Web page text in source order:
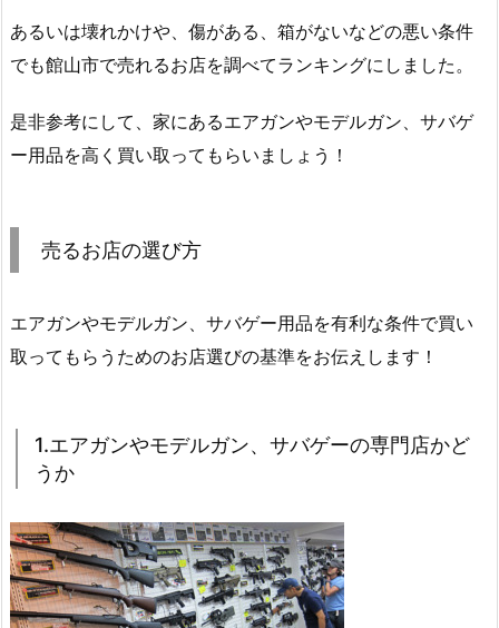
あるいは壊れかけや、傷がある、箱がないなどの悪い条件
でも館山市で売れるお店を調べてランキングにしました。
是非参考にして、家にあるエアガンやモデルガン、サバゲ
ー用品を高く買い取ってもらいましょう！
売るお店の選び方
エアガンやモデルガン、サバゲー用品を有利な条件で買い
取ってもらうためのお店選びの基準をお伝えします！
1.エアガンやモデルガン、サバゲーの専門店かど
うか